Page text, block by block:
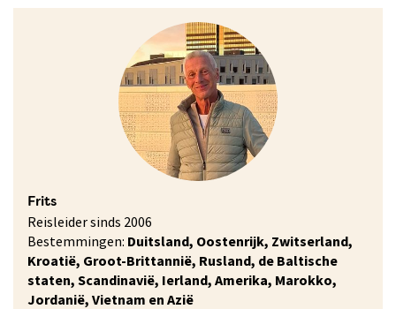
Frits
Reisleider sinds 2006
Bestemmingen: Duitsland, Oostenrijk, Zwitserland,
Kroatië, Groot-Brittannië, Rusland, de Baltische
staten, Scandinavië, Ierland, Amerika, Marokko,
Jordanië, Vietnam en Azië